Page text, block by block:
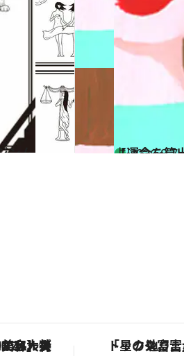
2026.8.7
【運命を算
占い
【銀座で出合う最旬美容】美髪ケアや上質な眠り…セルフケアのアップデートから、特別な名入れギフトまで。大人のための「ReFa GINZA」クルーズ 「星のや富士」でデジ